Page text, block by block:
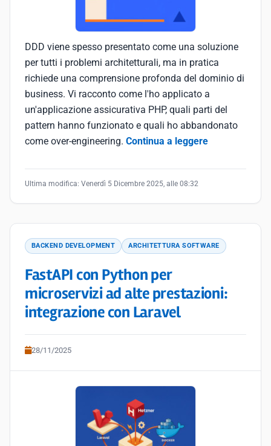
DDD viene spesso presentato come una soluzione
per tutti i problemi architetturali, ma in pratica
richiede una comprensione profonda del dominio di
business. Vi racconto come l'ho applicato a
un'applicazione assicurativa PHP, quali parti del
pattern hanno funzionato e quali ho abbandonato
come over-engineering. Continua a leggere
Ultima modifica: Venerdì 5 Dicembre 2025, alle 08:32
BACKEND DEVELOPMENT ARCHITETTURA SOFTWARE
FastAPI con Python per
microservizi ad alte prestazioni:
integrazione con Laravel
28/11/2025